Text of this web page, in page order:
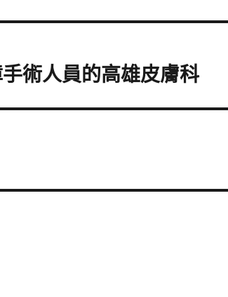
術人員的高雄皮膚科